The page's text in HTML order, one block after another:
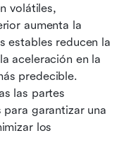
volátiles,
aumenta la
estables reducen la
aceleración en la
predecible.
las partes
para garantizar una
los